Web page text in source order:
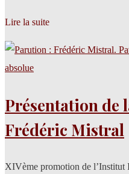
Lire la suite
Présentation de
Frédéric Mistral
XIVème promotion de l’Institut